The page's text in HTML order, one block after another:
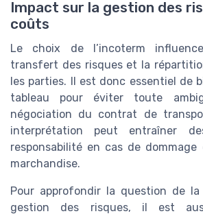
Impact sur la gestion des
coûts
Le choix de l’incoterm
transfert des risques et la
les parties. Il est donc essentiel de
tableau pour éviter toute
négociation du contrat de
interprétation peut entraîner
responsabilité en cas de
marchandise.
Pour approfondir la question de
gestion des risques, il est